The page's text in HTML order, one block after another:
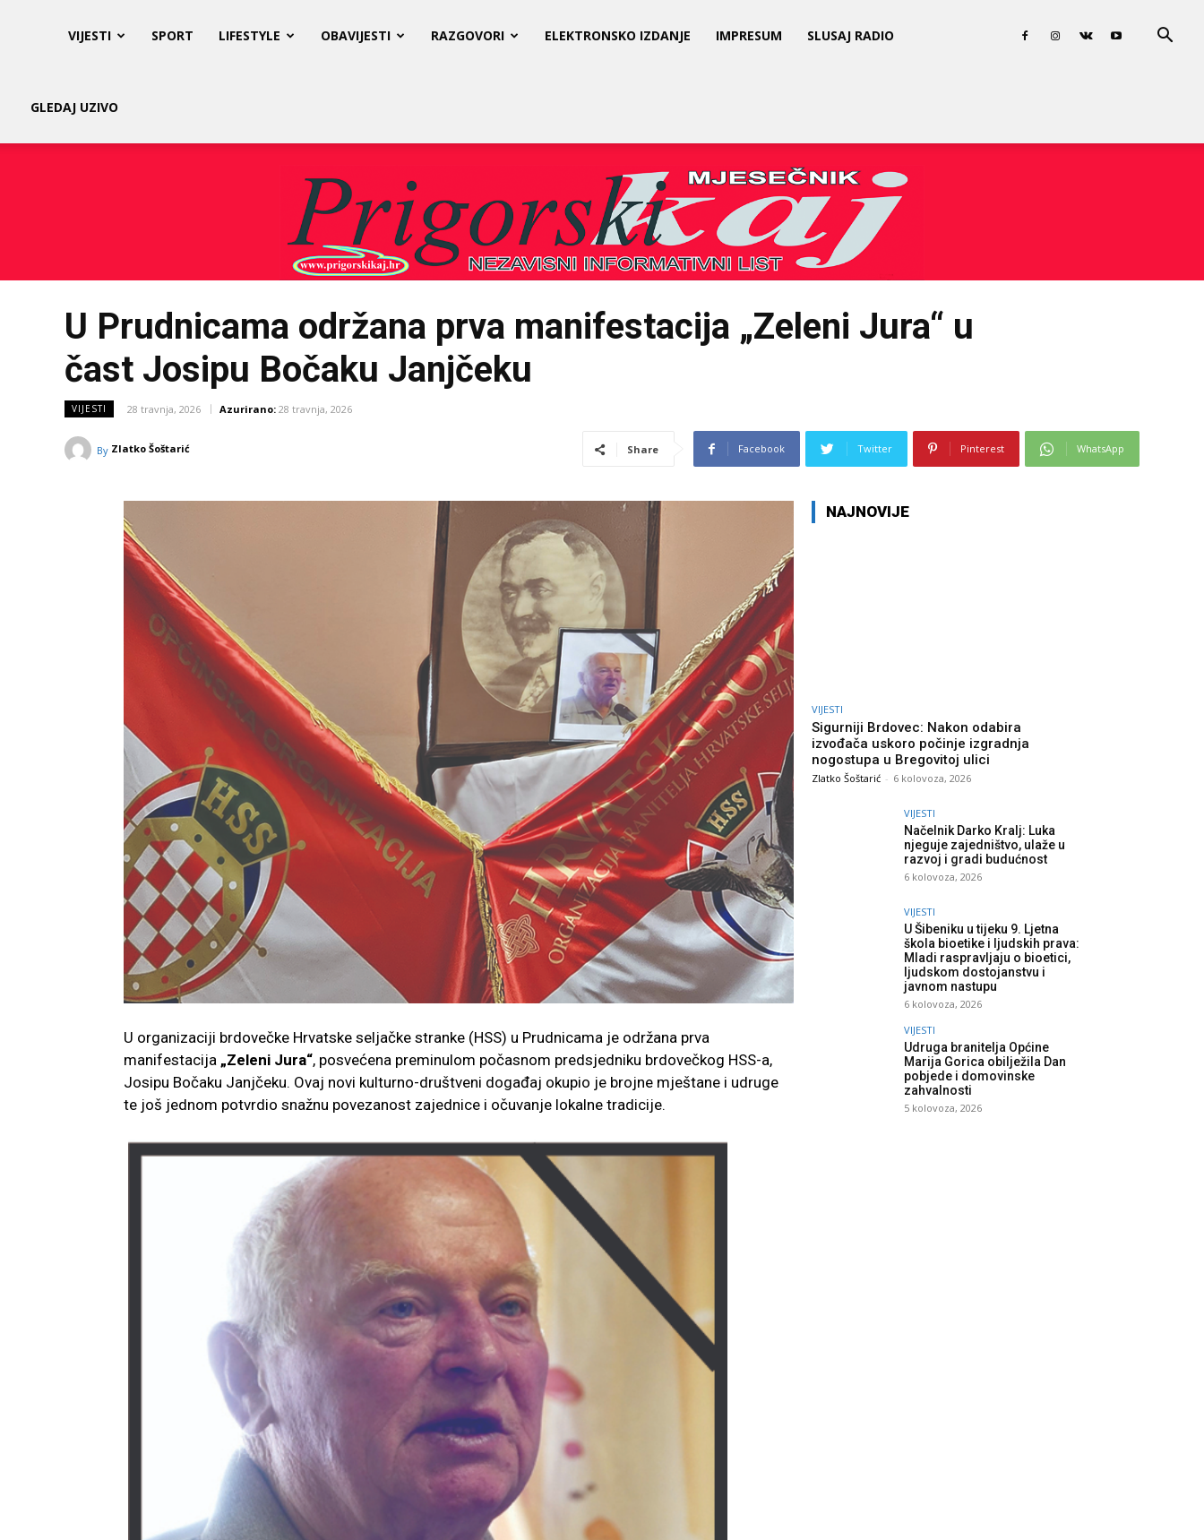
Kaj
VIJESTI SPORT LIFESTYLE OBAVIJESTI RAZGOVORI ELEKTRONSKO IZDANJE IMPRESUM SLUSAJ RADIO
GLEDAJ UZIVO
U Prudnicama održana prva manifestacija „Zeleni Jura“ u
čast Josipu Bočaku Janjčeku
VIJESTI 28 travnja, 2026 Azurirano: 28 travnja, 2026
By Zlatko Šoštarić Share Facebook Twitter Pinterest WhatsApp
U organizaciji brdovečke Hrvatske seljačke stranke (HSS) u Prudnicama je održana prva
manifestacija „Zeleni Jura“, posvećena preminulom počasnom predsjedniku brdovečkog HSS-a,
Josipu Bočaku Janjčeku. Ovaj novi kulturno-društveni događaj okupio je brojne mještane i udruge
te još jednom potvrdio snažnu povezanost zajednice i očuvanje lokalne tradicije.
NAJNOVIJE
VIJESTI
Sigurniji Brdovec: Nakon odabira
izvođača uskoro počinje izgradnja
nogostupa u Bregovitoj ulici
Zlatko Šoštarić - 6 kolovoza, 2026
VIJESTI
Načelnik Darko Kralj: Luka
njeguje zajedništvo, ulaže u
razvoj i gradi budućnost
6 kolovoza, 2026
VIJESTI
U Šibeniku u tijeku 9. Ljetna
škola bioetike i ljudskih prava:
Mladi raspravljaju o bioetici,
ljudskom dostojanstvu i
javnom nastupu
6 kolovoza, 2026
VIJESTI
Udruga branitelja Općine
Marija Gorica obilježila Dan
pobjede i domovinske
zahvalnosti
5 kolovoza, 2026